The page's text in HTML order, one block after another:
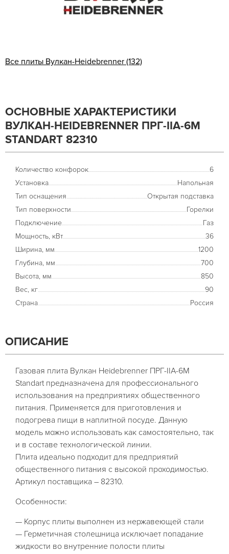
Все плиты Вулкан-Heidebrenner (132)
ОСНОВНЫЕ ХАРАКТЕРИСТИКИ
ВУЛКАН-HEIDEBRENNER ПРГ-IIA-6М
STANDART 82310
Количество конфорок
6
Установка
Напольная
Тип оснащения
Открытая подставка
Тип поверхности
Горелки
Подключение
Газ
Мощность, кВт
36
Ширина, мм
1200
Глубина, мм
700
Высота, мм
850
Вес, кг
90
Страна
Россия
ОПИСАНИЕ
Газовая плита Вулкан Heidebrenner ПРГ-IIА-6М
Standart предназначена для профессионального
использования на предприятиях общественного
питания. Применяется для приготовления и
подогрева пищи в наплитной посуде. Данную
модель можно использовать как самостоятельно, так
и в составе технологической линии.
Плита идеально подходит для предприятий
общественного питания с высокой проходимостью.
Артикул поставщика – 82310.
Особенности:
— Корпус плиты выполнен из нержавеющей стали
— Герметичная столешница исключает попадание
жидкости во внутренние полости плиты